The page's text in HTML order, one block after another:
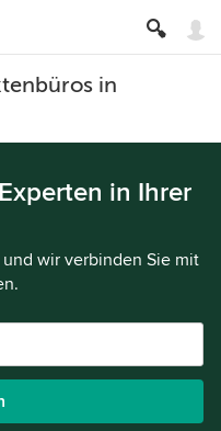
in
in Ihrer
wir verbinden Sie mit